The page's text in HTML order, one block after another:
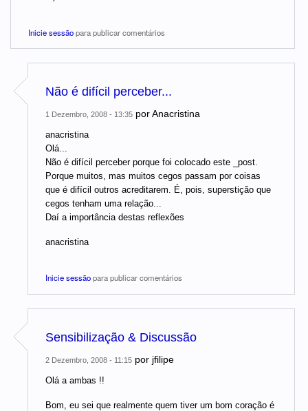
Inicie sessãopara publicar comentários
Não é difícil perceber...
1 Dezembro, 2008 - 13:35 porAnacristina
anacristina
Olá...
Não é difícil perceber porque foi colocado este _post.
Porque muitos, mas muitos cegos passam por coisas
que é difícil outros acreditarem. É, pois, superstição que
cegos tenham uma relação...
Daí a importância destas reflexões
anacristina
Inicie sessãopara publicar comentários
Sensibilização & Discussão
2 Dezembro, 2008 - 11:15 por jfilipe
Olá a ambas !!
Bom, eu sei que realmente quem tiver um bom coração é